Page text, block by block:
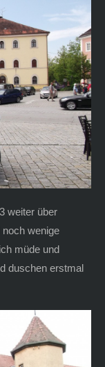
weiter über
noch wenige
müde und
duschen erstmal